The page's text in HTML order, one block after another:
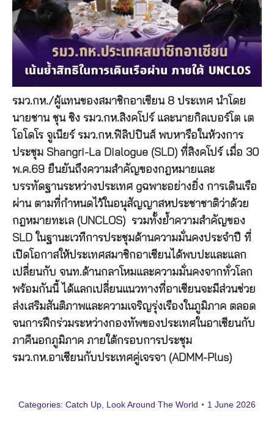
รมว.กห./ผู้แทนของสมาชิกอาเซียน 8 ประเทศ นำโดย
นายชาน ชุน ซิง รมว.กห.สิงคโปร์ และนายกิลเบอร์โต เต
โอโดโร จูเนียร์ รมว.กห.ฟิลิปปินส์ พบหารือในห้วงการ
ประชุม Shangri-La Dialogue (SLD) ที่สิงคโปร์ เมื่อ 30
พ.ค.69 ยืนยันถึงความสำคัญของกฎหมายและ
บรรทัดฐานระหว่างประเทศ gฉพาะอย่างยิ่ง การเดินเรือ
ผ่าน ตามที่กำหนดไว้ในอนุสัญญาสหประชาชาติว่าด้วย
กฎหมายทะเล (UNCLOS) รวมทั้งย้ำความสำคัญของ
SLD ในฐานะเวทีการประชุมด้านความมั่นคงประจำปี ที่
เปิดโอกาสให้ประเทศสมาชิกอาเซียนได้พบปะและแลก
เปลี่ยนกับ จนท.ด้านกลาโหมและความมั่นคงจากทั่วโลก
พร้อมกันนี้ ได้แลกเปลี่ยนแนวทางที่อาเซียนจะมีส่วนช่วย
ส่งเสริมสันติภาพและความเจริญรุ่งเรืองในภูมิภาค ตลอด
จนการฝึกร่วมระหว่างกองทัพของประเทศในอาเซียนกับ
ภาคีนอกภูมิภาค ภายใต้กรอบการประชุม
รมว.กห.อาเซียนกับประเทศคู่เจรจา (ADMM-Plus)
Categories: Catch Up Look Around The World 1 June 2026